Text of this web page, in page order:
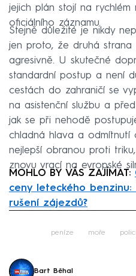
jejich plán stojí na
oficiálního záznamu.
Stejně důležité je nikdy
jen proto, že druhá strana
agresivně. U skutečné
standardní postup a není
cestách do zahraničí se
na asistenční službu a
jak se při nehodě
chladná hlava a odmítnutí
nejlepší obranou proti
znovu vrací na evropské
MOHLO BY VÁS ZAJÍMAT:
ceny leteckého
rušení zájezdů?
peníze moře
Bart Běhal